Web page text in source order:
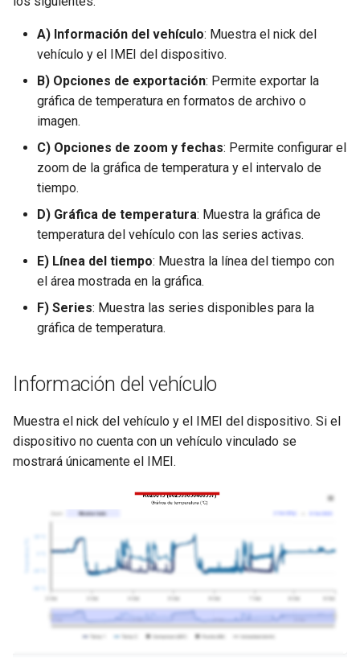
unidades
Zonas Perfiles de servicio
Tarjeta de servicio
Selección de intervalo de
Listado de Eventos
Ingreso a la aplicación
Mapa de eventos de una
unidad
Rendimiento de la Unidad
Rendimiento de la Flota
Resumen general
A) Información del vehículo: Muestra el nick del
vehículo y el IMEI del dispositivo.
B) Opciones de exportación: Permite exportar la
gráfica de temperatura en formatos de archivo o
imagen.
C) Opciones de zoom y fechas: Permite configurar el
zoom de la gráfica de temperatura y el intervalo de
tiempo.
D) Gráfica de temperatura: Muestra la gráfica de
temperatura del vehículo con las series activas.
E) Línea del tiempo: Muestra la línea del tiempo con
el área mostrada en la gráfica.
F) Series: Muestra las series disponibles para la
gráfica de temperatura.
Información del vehículo
Muestra el nick del vehículo y el IMEI del dispositivo. Si el
dispositivo no cuenta con un vehículo vinculado se
mostrará únicamente el IMEI.